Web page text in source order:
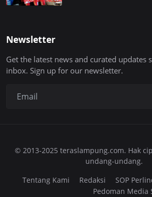
Newsletter
Get the latest news and curated updates
inbox. Sign up for our newsletter.
© 2013-2025 teraslampung.com. Hak
undang-undang.
Tentang Kami
Redaksi
SOP
Pedoman Media